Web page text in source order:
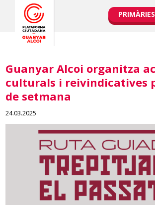
Guanyar Alcoi organitza
culturals i reivindicatives
de setmana
24.03.2025